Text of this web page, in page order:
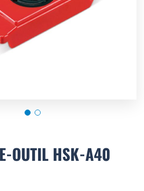
OUTIL HSK-A40